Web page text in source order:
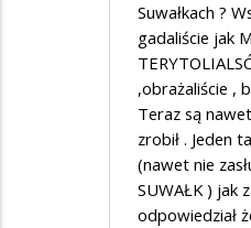
Suwałkach ?
gadaliście jak
,obrażaliście ,
Teraz są
zrobił . Jeden
(nawet nie
SUWAŁK ) jak
odpowiedział